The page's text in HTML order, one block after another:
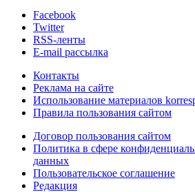
Facebook
Twitter
RSS-ленты
E-mail рассылка
Контакты
Реклама на сайте
Использование материалов
Правила пользования сайтом
Договор пользования сайтом
Политика в сфере
данных
Пользовательское соглашение
Редакция